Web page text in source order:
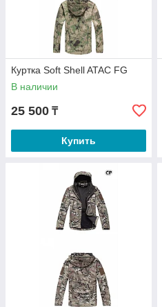
Куртка Soft Shell ATAC FG
В наличии
25 500 ₸
Купить